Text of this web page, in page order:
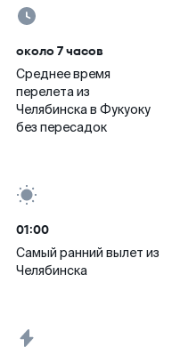
около 7 часов
Среднее время
перелета из
Челябинска в Фукуоку
без пересадок
01:00
Самый ранний вылет из
Челябинска